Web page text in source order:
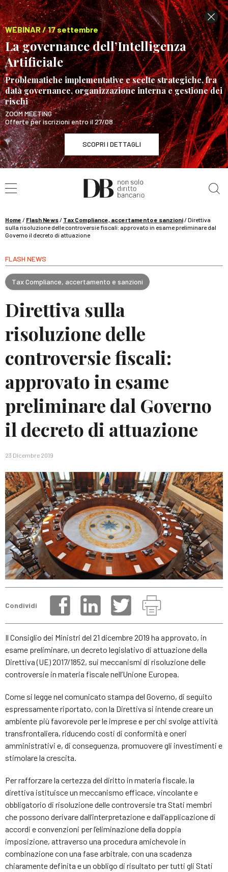
WEBINAR / 17 settembre
La governance dell’Intelligenza
Artificiale
Problematiche implementative e scelte strategiche, fra
data governance, organizzazione interna e gestione dei
rischi
ZOOM MEETING
Offerte per iscrizioni entro il 27/08
SCOPRI I DETTAGLI
WEBINAR / 17 settembre
La governance dell’Intelligenza Artificiale
Home / Flash News/ Tax Compliance, accertamento e sanzioni/Direttiva
sulla risoluzione delle controversie fiscali: approvato in esame preliminare dal
Governo il decreto di attuazione
FLASH NEWS
Tax Compliance, accertamento e sanzioni
Direttiva sulla
risoluzione delle
controversie fiscali:
approvato in esame
preliminare dal Governo
il decreto di attuazione
23 Dicembre 2019
Condividi
Il Consiglio dei Ministri del 21 dicembre 2019 ha approvato, in
esame preliminare, un decreto legislativo di attuazione della
Direttiva (UE) 2017/1852, sui meccanismi di risoluzione delle
controversie in materia fiscale nell’Unione Europea.
Come si legge nel comunicato stampa del Governo, di seguito
espressamente riportato, con la Direttiva si intende creare un
ambiente più favorevole per le imprese e per chi svolge attività
transfrontaliera, riducendo costi di conformità e oneri
amministrativi e, di conseguenza, promuovere gli investimenti e
stimolare la crescita.
Per rafforzare la certezza del diritto in materia fiscale, la
direttiva istituisce un meccanismo efficace, vincolante e
obbligatorio di risoluzione delle controversie tra Stati membri
che possono derivare dall’interpretazione e dall’applicazione di
accordi e convenzioni per l’eliminazione della doppia
imposizione, attraverso una procedura amichevole in
combinazione con una fase arbitrale, con una scadenza
chiaramente definita e un obbligo di risultato per tutti gli Stati